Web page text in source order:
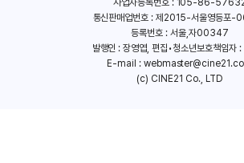
통신판매업번호 : 제2015-서울영등포-
등록번호 : 서울,자00347
발행인 : 장영엽, 편집•청소년보호책임자 :
E-mail :
(c) CINE21 Co., LTD